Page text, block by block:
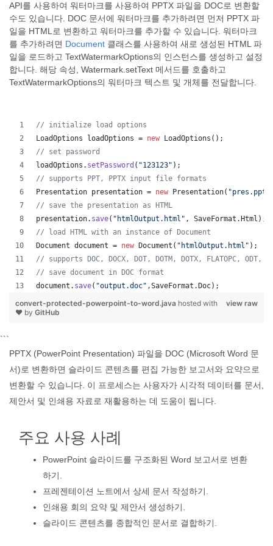
API를 사용하여 워터마크를 사용하여 PPTX 파일을 DOC로 변환할
수도 있습니다. DOC 문서에 워터마크를 추가하려면 먼저 PPTX 파
일을 HTML로 변환하고 워터마크를 추가할 수 있습니다. 워터마크
를 추가하려면 Document 클래스를 사용하여 새로 생성된 HTML 파
일을 로드하고 TextWatermarkOptions의 인스턴스를 생성하고 설정
합니다. 해당 속성, Watermark.setText 메서드를 호출하고
TextWatermarkOptions의 워터마크 텍스트 및 개체를 전달합니다.
// initialize load options
LoadOptions
loadOptions = new LoadOptions ();
// set password
loadOptions . setPassword ( "123123" );
// supports PPT, PPTX input file formats
Presentation presentation = new Presentation(
// save the presentation as HTML
presentation. save( "htmlOutput.html" , SaveFormat . Html );
// load HTML with an instance of Document
Document document = new Document ( "htmlOutput.html" );
// supports DOC, DOCX, DOT, DOTM, DOTX, FLATOPC,
// save document in DOC format
document . save( "output.doc" ,SaveFormat . Doc);
view raw
convert-protected-powerpoint-to-word.java hosted with
❤ by GitHub
```
PPTX (PowerPoint Presentation) 파일을 DOC (Microsoft Word 문
서)로 변환하면 슬라이드 콘텐츠를 편집 가능한 보고서와 요약으로
변환할 수 있습니다. 이 프로세스는 사용자가 시각적 데이터를 문서,
제안서 및 인쇄용 자료로 재활용하는 데 도움이 됩니다.
주요 사용 사례
PowerPoint 슬라이드를 구조화된 Word 보고서로 변환
하기.
프레젠테이션 노트에서 상세 문서 작성하기.
인쇄용 회의 요약 및 제안서 생성하기.
슬라이드 콘텐츠를 종합적인 문서로 결합하기.